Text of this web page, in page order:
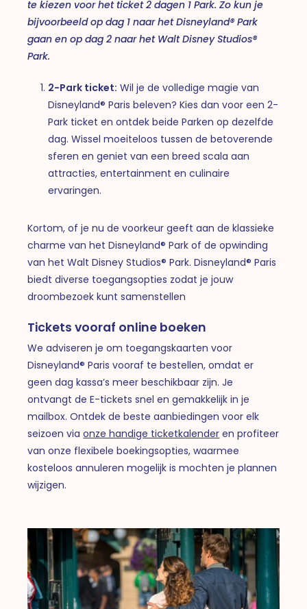
te kiezen voor het ticket 2 dagen 1 Park. Zo kun je
bijvoorbeeld op dag 1 naar het Disneyland® Park
gaan en op dag 2 naar het Walt Disney Studios®
Park.
2-Park ticket: Wil je de volledige magie van
Disneyland® Paris beleven? Kies dan voor een 2-
Park ticket en ontdek beide Parken op dezelfde
dag. Wissel moeiteloos tussen de betoverende
sferen en geniet van een breed scala aan
attracties, entertainment en culinaire
ervaringen.
Kortom, of je nu de voorkeur geeft aan de klassieke
charme van het Disneyland® Park of de opwinding
van het Walt Disney Studios® Park. Disneyland® Paris
biedt diverse toegangsopties zodat je jouw
droombezoek kunt samenstellen
Tickets vooraf online boeken
We adviseren je om toegangskaarten voor
Disneyland® Paris vooraf te bestellen, omdat er
geen dag kassa’s meer beschikbaar zijn. Je
ontvangt de E-tickets snel en gemakkelijk in je
mailbox. Ontdek de beste aanbiedingen voor elk
seizoen viaonze handige ticketkalender en profiteer
van onze flexibele boekingsopties, waarmee
kosteloos annuleren mogelijk is mochten je plannen
wijzigen.